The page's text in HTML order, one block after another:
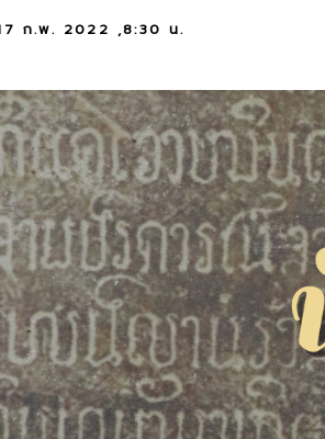
ก.พ. 2022 ,8:30 น.